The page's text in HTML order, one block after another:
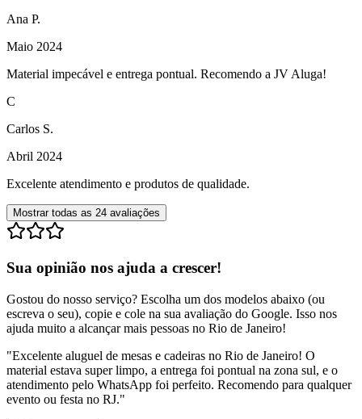
Ana P.
Maio 2024
Material impecável e entrega pontual. Recomendo a JV Aluga!
C
Carlos S.
Abril 2024
Excelente atendimento e produtos de qualidade.
Mostrar todas as 24 avaliações
Sua opinião nos ajuda a crescer!
Gostou do nosso serviço? Escolha um dos modelos abaixo (ou
escreva o seu), copie e cole na sua avaliação do Google. Isso nos
ajuda muito a alcançar mais pessoas no Rio de Janeiro!
"Excelente aluguel de mesas e cadeiras no Rio de Janeiro! O
material estava super limpo, a entrega foi pontual na zona sul, e o
atendimento pelo WhatsApp foi perfeito. Recomendo para qualquer
evento ou festa no RJ."